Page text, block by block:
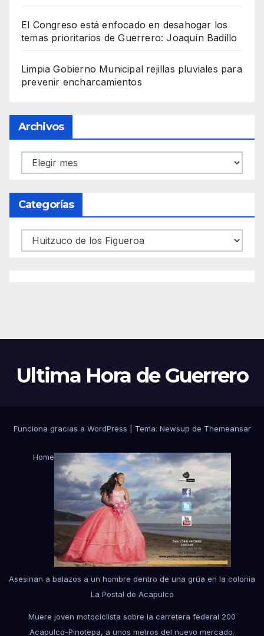
El Congreso está enfocado en desahogar los
temas prioritarios de Guerrero: Joaquín Badillo
Limpia Gobierno Municipal rejillas pluviales para
prevenir encharcamientos
Archivos
Archivos
Categorías
Categorías
Ultima Hora de Guerrero
Funciona gracias a WordPress Tema: Newsup de Themeansar
Home
Asesinan a balazos a un hombre dentro de una grúa en la colonia
La Postal de Acapulco
Muere joven motociclista sobre la carretera federal 200
Acapulco-Pinotepa, a unos metros del nuevo mercado.